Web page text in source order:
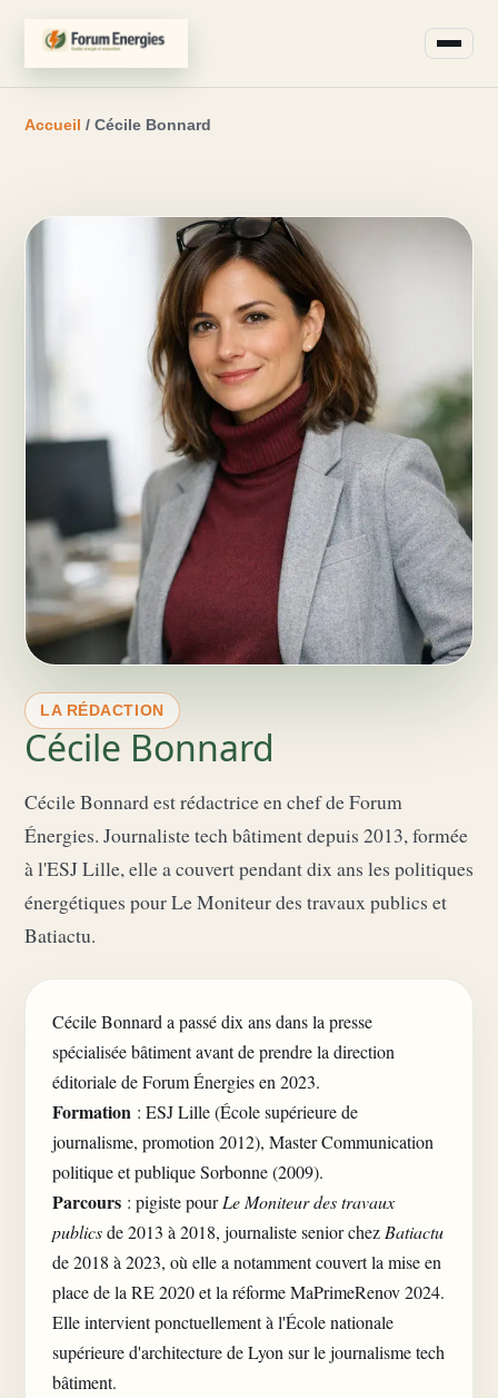
Accueil / Cécile Bonnard
LA RÉDACTION
Cécile Bonnard
Cécile Bonnard est rédactrice en chef de Forum
Énergies. Journaliste tech bâtiment depuis 2013, formée
à l'ESJ Lille, elle a couvert pendant dix ans les politiques
énergétiques pour Le Moniteur des travaux publics et
Batiactu.
Cécile Bonnard a passé dix ans dans la presse
spécialisée bâtiment avant de prendre la direction
éditoriale de Forum Énergies en 2023.
Formation : ESJ Lille (École supérieure de
journalisme, promotion 2012), Master Communication
politique et publique Sorbonne (2009).
Parcours : pigiste pourLe Moniteur des travaux
publicsde 2013 à 2018, journaliste senior chez Batiactu
de 2018 à 2023, où elle a notamment couvert la mise en
place de la RE 2020 et la réforme MaPrimeRenov 2024.
Elle intervient ponctuellement à l'École nationale
supérieure d'architecture de Lyon sur le journalisme tech
bâtiment.